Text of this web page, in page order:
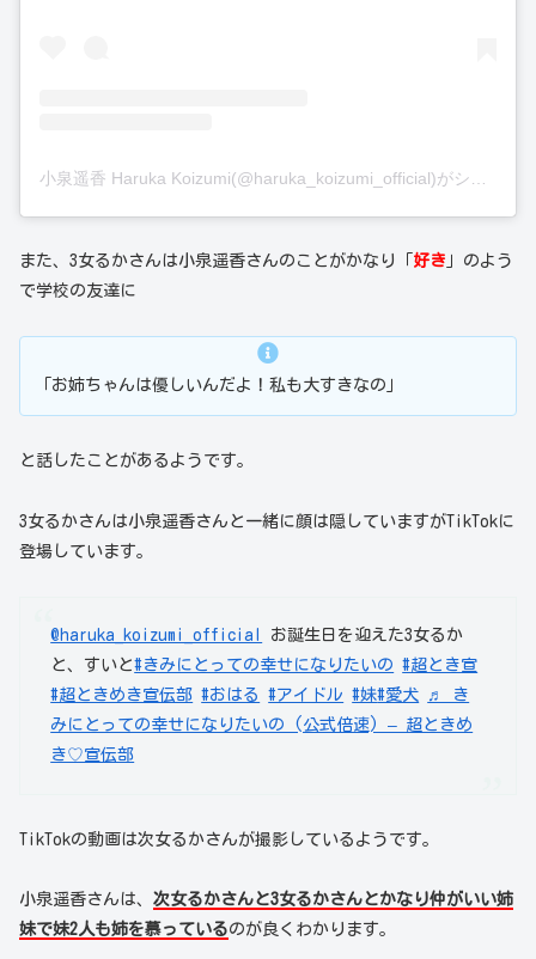
また、3女るかさんは小泉遥香さんのことがかなり「 好き 」のよう
で学校の友達に
「お姉ちゃんは優しいんだよ！私も大すきなの」
と話したことがあるようです。
3女るかさんは小泉遥香さんと一緒に顔は隠していますがTikTokに
登場しています。
@haruka_koizumi_official
お誕生日を迎えた3女るか
と、すいと#きみにとっての幸せになりたいの #超とき宣
#超ときめき宣伝部 #おはる #アイドル #妹#愛犬
♬ き
みにとっての幸せになりたいの (公式倍速) – 超ときめ
き♡宣伝部
TikTokの動画は次女るかさんが撮影しているようです。
小泉遥香さんは、 次女るかさんと3女るかさんとかなり仲がいい姉
妹で妹2人も姉を慕っているのが良くわかります。